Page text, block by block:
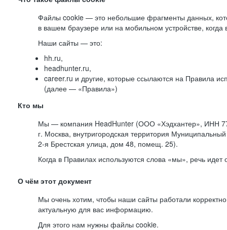
Файлы cookie — это небольшие фрагменты данных,
в вашем браузере или на мобильном устройстве,
Наши сайты — это:
hh.ru,
headhunter.ru,
career.ru и другие, которые ссылаются на Правила
(далее — «Правила»)
Кто мы
Мы — компания HeadHunter (ООО «Хэдхантер», ИНН
г. Москва, внутригородская территория Муниципальный
2-я Брестская улица, дом 48, помещ. 25).
Когда в Правилах используются слова «мы», речь
О чём этот документ
Мы очень хотим, чтобы наши сайты работали
актуальную для вас информацию.
Для этого нам нужны файлы cookie.